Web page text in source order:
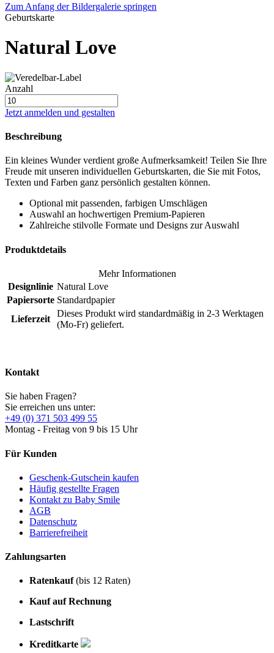
Zum Anfang der Bildergalerie springen
Geburtskarte
Natural Love
Anzahl
Jetzt anmelden und gestalten
Beschreibung
Ein kleines Wunder verdient große Aufmerksamkeit! Teilen Sie Ihre
Freude mit unseren individuellen Geburtskarten, die Sie mit Fotos,
Texten und Farben ganz persönlich gestalten können.
Optional mit passenden, farbigen Umschlägen
Auswahl an hochwertigen Premium-Papieren
Zahlreiche stilvolle Formate und Designs zur Auswahl
Produktdetails
Mehr Informationen
Designlinie Natural Love
Papiersorte Standardpapier
Lieferzeit
Dieses Produkt wird standardmäßig in 2-3 Werktagen
(Mo-Fr) geliefert.
Kontakt
Sie haben Fragen?
Sie erreichen uns unter:
+49 (0) 371 503 499 55
Montag - Freitag von 9 bis 15 Uhr
Für Kunden
Geschenk-Gutschein kaufen
Häufig gestellte Fragen
Kontakt zu Baby Smile
AGB
Datenschutz
Barrierefreiheit
Zahlungsarten
Ratenkauf(bis 12 Raten)
Kauf auf Rechnung
Lastschrift
Kreditkarte